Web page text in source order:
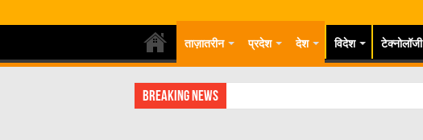
ताज़ातरीन प्रदेश देश विदेश टेक्नोलॉजी
Breaking News